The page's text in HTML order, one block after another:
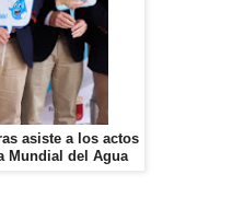
asiste a los actos
Mundial del Agua